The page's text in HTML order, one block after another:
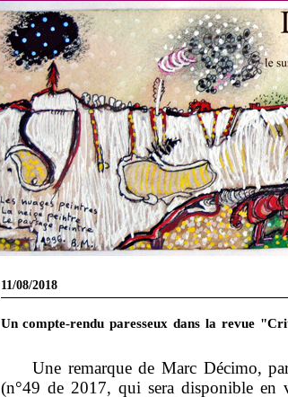
11/08/2018
Un compte-rendu paresseux dans la revue
Une remarque de Marc Décimo,
(n°49 de 2017, qui sera disponible en